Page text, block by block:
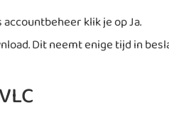
klik je op Ja.
Dit neemt enige tijd in